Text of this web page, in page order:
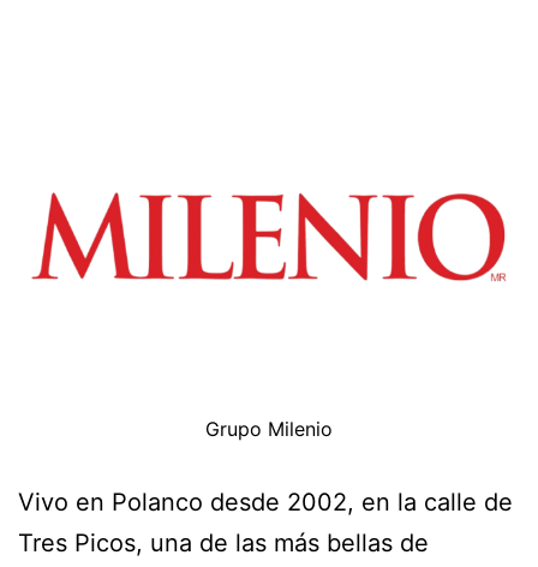
Grupo Milenio
Vivo en Polanco desde 2002, en la calle de
Tres Picos, una de las más bellas de